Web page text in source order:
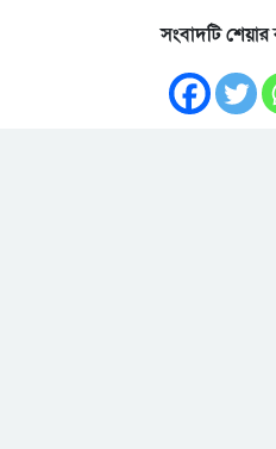
সংবাদটি